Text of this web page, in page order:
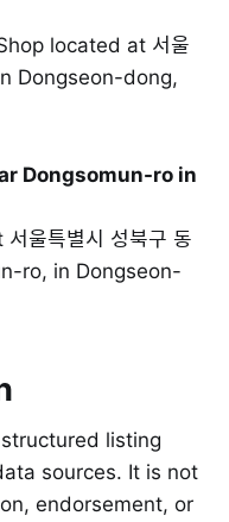
located at 서울
Dongseon-dong,
Dongsomun-ro in
울특별시 성북구 동
ro, in Dongseon-
listing
sources. It is not
endorsement, or